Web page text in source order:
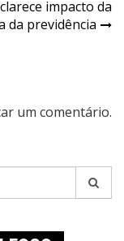
impacto da
da previdência
um comentário.